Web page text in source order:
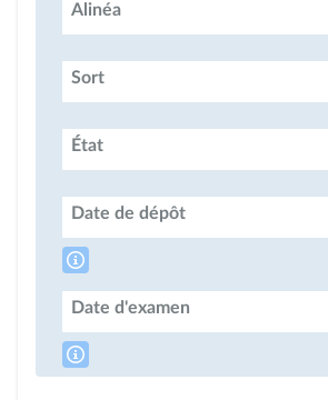
Alinéa
Sort
État
Date de dépôt
Date d'examen